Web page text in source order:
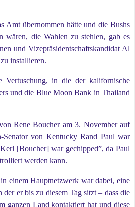
Amt übernommen hätte und die Bushs
wären, die Wahlen zu stehlen, gab es
und Vizepräsidentschaftskandidat Al
installieren.
in die der kalifornische
und die Blue Moon Bank in Thailand
Rene Boucher am 3. November auf
Senator von Kentucky Rand Paul war
[Boucher] war gechipped”, da Paul
werden kann.
einem Hauptnetzwerk war dabei, eine
der er bis zu diesem Tag sitzt – dass die
ganzen Land kontaktiert hat und diese